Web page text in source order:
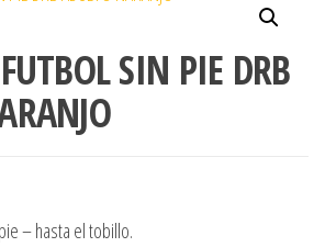
SIN PIE DRB
$7.990.
es: $3.500.
– hasta el tobillo.